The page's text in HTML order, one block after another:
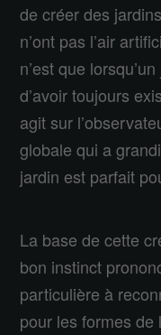
de créer des
n’ont pas l’air
n’est que
d’avoir toujours
agit sur
globale qui a grandi
jardin est parfait
La base de cette
bon instinct
particulière à
pour les formes de